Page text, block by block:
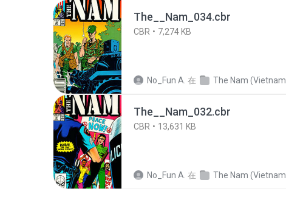
The__Nam_034.cbr
CBR 7,274 KB
No_Fun A. 在 The Nam (Vietnam War comic)
The__Nam_032.cbr
CBR 13,631 KB
No_Fun A. 在 The Nam (Vietnam War comic)